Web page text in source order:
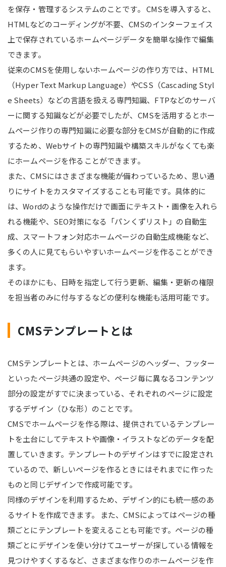
を保存・管理するシステムのことです。 CMSを導入すると、
HTMLなどのコーディングが不要、CMSのインターフェイス
上で保存されているホームページデータを簡単な操作で編集
できます。
従来のCMSを使用しないホームページの作り方では、HTML
（Hyper Text Markup Language）やCSS（Cascading Styl
e Sheets）などの言語を扱える専門知識、FTPなどのサーバ
ーに関する知識などが必要でしたが、CMSを活用するとホー
ムページ作りの専門知識に必要な部分をCMSが自動的に作成
するため、Webサイトの専門知識や構築スキルがなくても楽
にホームページを作ることができます。
また、CMSにはさまざまな機能が備わっているため、思い通
りにサイトをカスタマイズすることも可能です。具体的に
は、Wordのような操作だけで画面にテキスト・画像を入れら
れる機能や、SEO対策になる「パンくずリスト」の自動生
成、スマートフォン対応ホームページの自動生成機能など、
多くの人に見てもらいやすいホームページを作ることができ
ます。
そのほかにも、日時を指定して行う更新、編集・更新の権限
を担当者のみに付与するなどの便利な機能も活用可能です。
CMSテンプレートとは
CMSテンプレートとは、ホームページのヘッダー、フッター
といったページ共通の設定や、ページ毎に異なるコンテンツ
部分の設定がすでに決まっている、それぞれのページに設定
するデザイン（ひな形）のことです。
CMSでホームページを作る際は、提供されているテンプレー
トを土台にしてテキストや画像・イラストなどのデータを配
置していきます。テンプレートのデザインはすでに設定され
ているので、新しいページを作るときにはそれまでに作った
ものと同じデザインで作成可能です。
同様のデザインを利用するため、デザイン的にも統一感のあ
るサイトを作成できます。 また、CMSによってはページの種
類ごとにテンプレートを変えることも可能です。ページの種
類ごとにデザインを使い分けてユーザーが探している情報を
見つけやすくするなど、さまざまな作りのホームページを作